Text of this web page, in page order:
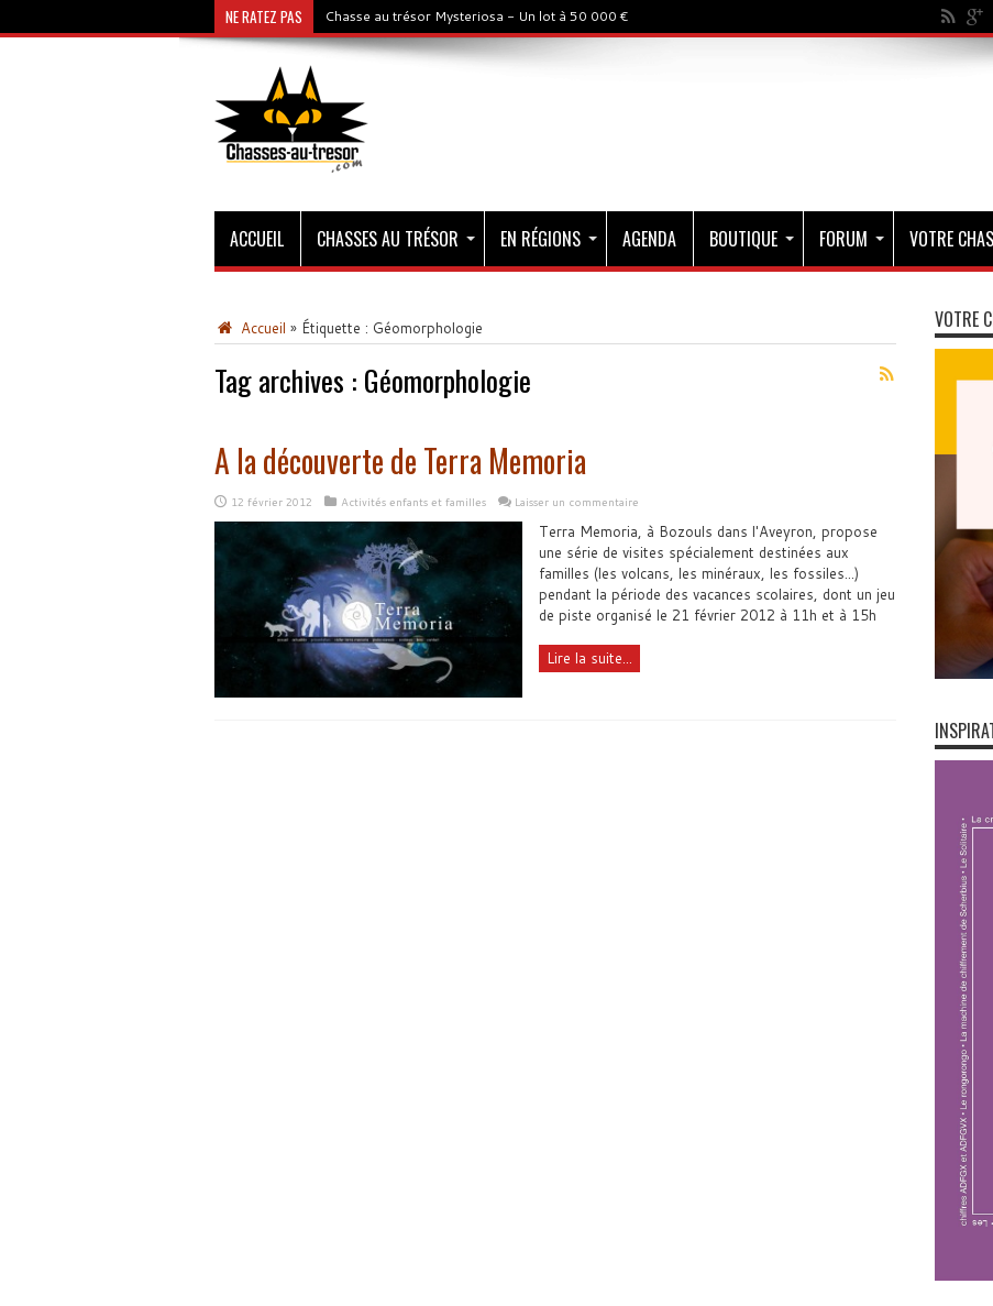
NE RATEZ PAS Chasse au trésor Mysteriosa - Un lot à 50 000 €
ACCUEIL CHASSES AU TRÉSOR EN RÉGIONS AGENDA BOUTIQUE FORUM VOTRE
Accueil » Étiquette : Géomorphologie
Tag archives : Géomorphologie
A la découverte de Terra Memoria
12 février 2012 Activités enfants et familles Laisser un commentaire
Terra Memoria, à Bozouls dans l'Aveyron, propose
une série de visites spécialement destinées aux
familles (les volcans, les minéraux, les fossiles...)
pendant la période des vacances scolaires, dont un jeu
de piste organisé le 21 février 2012 à 11h et à 15h
Lire la suite...
VOTRE